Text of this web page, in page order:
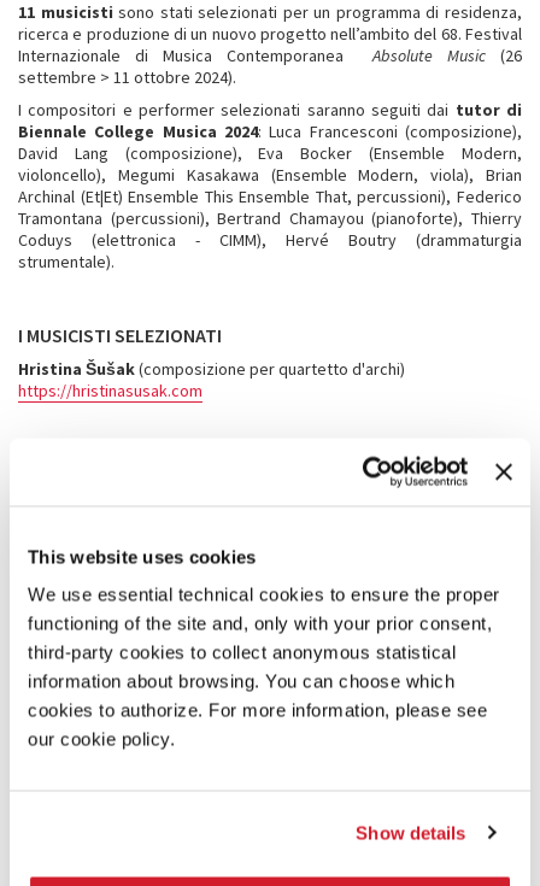
This website uses cookies
We use essential technical cookies to ensure the proper
functioning of the site and, only with your prior consent,
third-party cookies to collect anonymous statistical
information about browsing. You can choose which
cookies to authorize. For more information, please see
our cookie policy.
Show details
11 musicisti sono stati selezionati per un programma di residenza,
ricerca e produzione di un nuovo progetto nell’ambito del 68. Festival
Internazionale di Musica ContemporaneaAbsolute Music (26
settembre > 11 ottobre 2024).
I compositori e performer selezionati saranno seguiti dai tutor di
Biennale College Musica 2024: Luca Francesconi (composizione),
David Lang (composizione), Eva Bocker (Ensemble Modern,
violoncello), Megumi Kasakawa (Ensemble Modern, viola), Brian
Archinal (Et|Et) Ensemble This Ensemble That, percussioni), Federico
Tramontana (percussioni), Bertrand Chamayou (pianoforte), Thierry
Coduys (elettronica - CIMM), Hervé Boutry (drammaturgia
strumentale).
I MUSICISTI SELEZIONATI
Hristina Šušak(​composizione per quartetto d'archi)
https://hristinasusak.com
​ (composizione per pianoforte solo)
https://www.jaedukkim.com
Mattia Parisse​ (composizione di musica elettronica)
https://www.mattiaparisse.com
Alice Hoi-ching Yeung​ (composizione per percussioni)
https://www.alice-yeung.com
Hannah Kandinsky, Antonio Gervilla, Ignazio Alayza, Israel